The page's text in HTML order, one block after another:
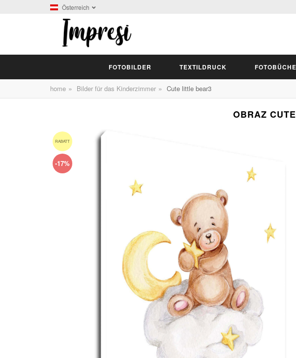
Österreich
FOTOBILDER TEXTILDRUCK
home » Bilder für das Kinderzimmer » Cute little bear3
OBRAZ
RABATT
-17%